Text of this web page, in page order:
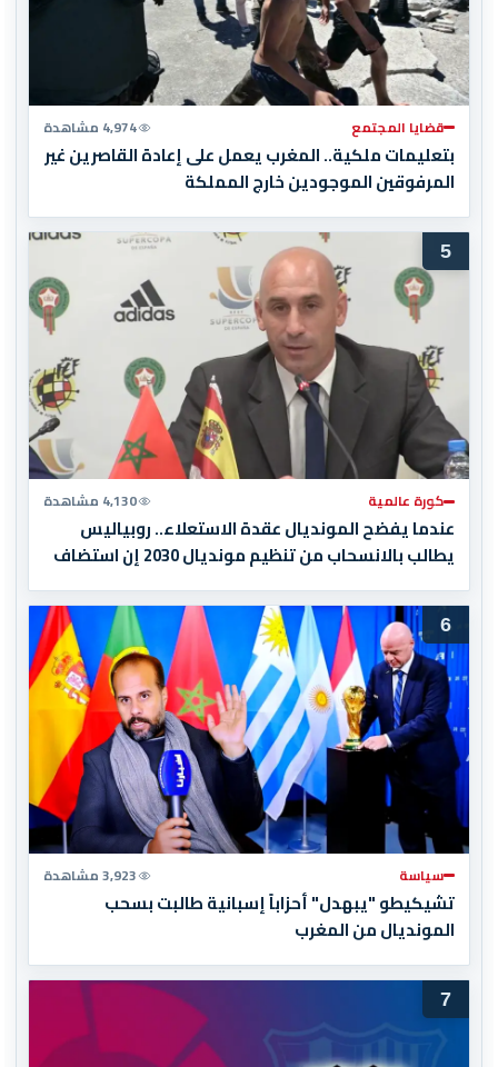
قضايا المجتمع 4,974 مشاهدة
بتعليمات ملكية.. المغرب يعمل على إعادة القاصرين غير
المرفوقين الموجودين خارج المملكة
5
كورة عالمية 4,130 مشاهدة
عندما يفضح المونديال عقدة الاستعلاء.. روبياليس
يطالب بالانسحاب من تنظيم مونديال 2030 إن استضاف
المغرب المباراة النهائية!
6
سياسة 3,923 مشاهدة
تشيكيطو "يبهدل" أحزاباً إسبانية طالبت بسحب
المونديال من المغرب
7